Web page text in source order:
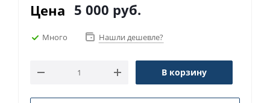
Цена 5 000 руб.
Много Нашли дешевле?
В корзину